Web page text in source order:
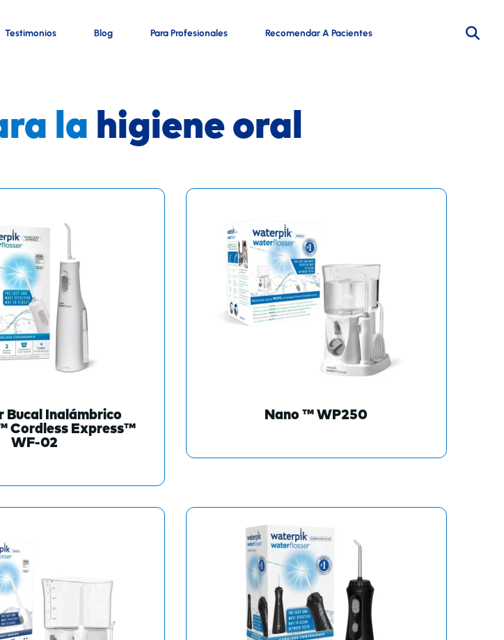
Testimonios Blog Para Profesionales Recomendar A Pacientes
la higiene oral
Bucal Inalámbrico
Cordless Express™
WF-02
Nano ™ WP250